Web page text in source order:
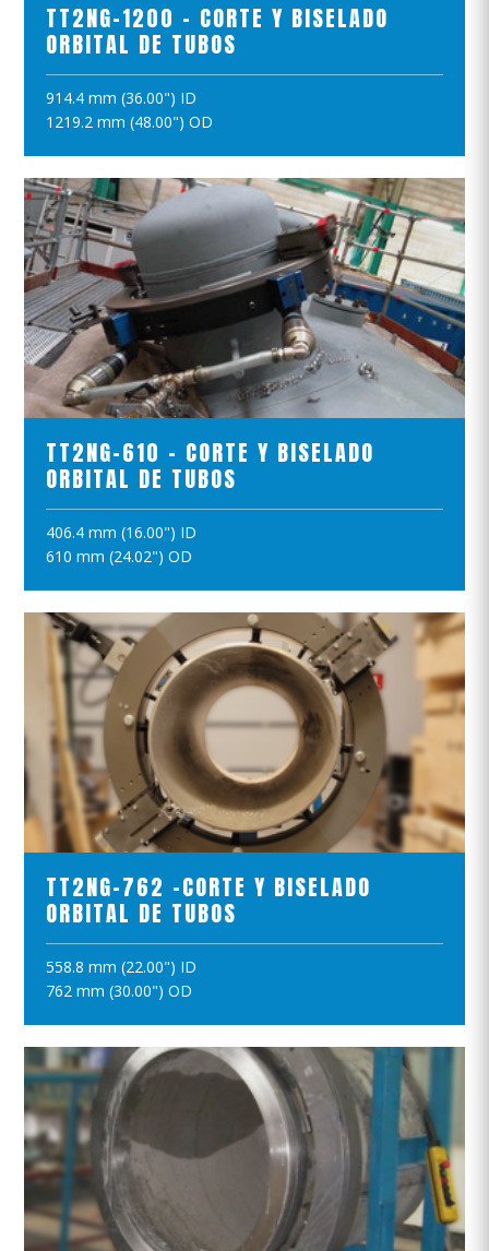
TT2NG-1200 - CORTE Y BISELADO
ORBITAL DE TUBOS
914.4 mm (36.00") ID
1219.2 mm (48.00") OD
AÑADIR A LA CESTA
TT2NG-610 - CORTE Y BISELADO
ORBITAL DE TUBOS
406.4 mm (16.00") ID
610 mm (24.02") OD
VER EL PRODUCTO
AÑADIR A LA CESTA
TT2NG-762 -CORTE Y BISELADO
ORBITAL DE TUBOS
558.8 mm (22.00") ID
762 mm (30.00") OD
VER EL PRODUCTO
AÑADIR A LA CESTA